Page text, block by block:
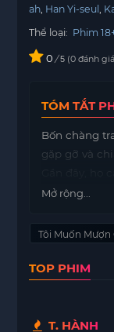
ah Han Yi-seul
Thể loại: Phim
0 / 5 0 đánh
TÓM TẮT
Bốn chàng
gặp gỡ và
nên nhàm
trao đổi đầy
Quyết định
Mở rộng...
Tôi Muốn Mượn
TOP PHIM
T. HÀNH